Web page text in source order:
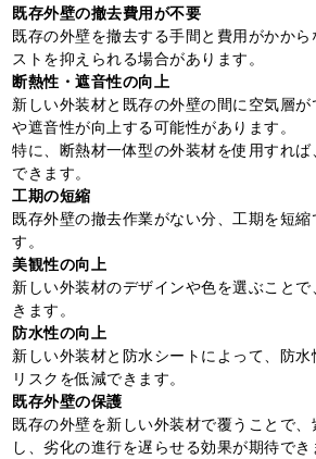
既存外壁の撤去費用が不要
既存の外壁を撤去する手間と費用がかか
ストを抑えられる場合があります。
断熱性・遮音性の向上
新しい外装材と既存の外壁の間に空気層
や遮音性が向上する可能性があります。
特に、断熱材一体型の外装材を使用すれ
できます。
工期の短縮
既存外壁の撤去作業がない分、工期を短
す。
美観性の向上
新しい外装材のデザインや色を選ぶこと
きます。
防水性の向上
新しい外装材と防水シートによって、防
リスクを低減できます。
既存外壁の保護
既存の外壁を新しい外装材で覆うことで
し、劣化の進行を遅らせる効果が期待でき